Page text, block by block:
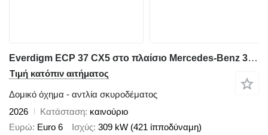
Everdigm ECP 37 CX5 στο πλαίσιο Mercedes-Benz 3342 P
Τιμή κατόπιν αιτήματος
Δομικό όχημα - αντλία σκυροδέματος
2026
Κατάσταση καινούριο
Ευρώ Euro 6 Ισχύς 309 kW (421 ίπποδύναμη)